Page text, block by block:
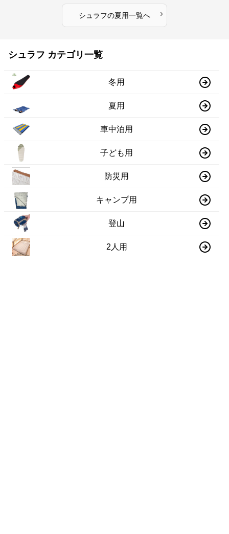
シュラフの夏用一覧へ ›
シュラフ カテゴリ一覧
冬用
夏用
車中泊用
子ども用
防災用
キャンプ用
登山
2人用